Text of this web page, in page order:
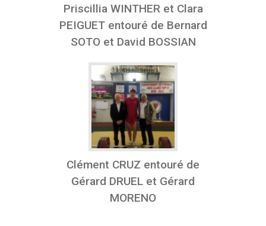
Priscillia WINTHER et Clara
PEIGUET entouré de Bernard
SOTO et David BOSSIAN
Clément CRUZ entouré de
Gérard DRUEL et Gérard
MORENO